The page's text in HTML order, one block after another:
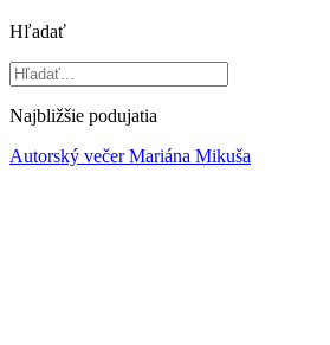
Hľadať
Najbližšie podujatia
Autorský večer Mariána Mikuša